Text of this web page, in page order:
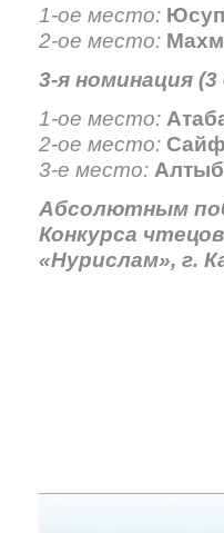
1-ое место:
2-ое место:
3-я номинация (3
1-ое место:
2-ое место:
3-е место:
Абсолютным
Конкурса
«Нурислам», г.